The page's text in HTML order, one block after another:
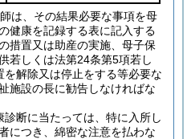
は、その結果必要な事項を母
健康を記録する表に記入する
措置又は助産の実施、母子保
若しくは法第24条第5項若し
を解除又は停止をする等必要な
施設の長に勧告しなければな
断に当たっては、特に入所し
につき、綿密な注意を払わな